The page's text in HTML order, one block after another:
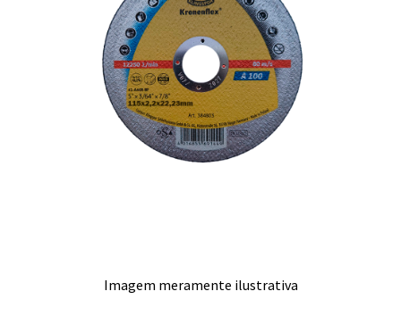
Imagem meramente ilustrativa